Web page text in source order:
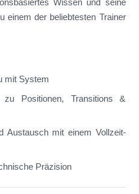
Wissen und seine
einem der beliebtesten Trainer
mit System
zu Positionen, Transitions &
Austausch mit einem Vollzeit-
Präzision